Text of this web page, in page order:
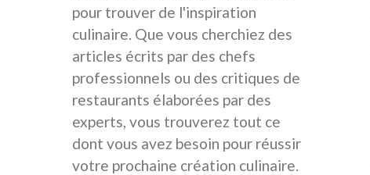
pour trouver de l'inspiration
culinaire. Que vous cherchiez des
articles écrits par des chefs
professionnels ou des critiques de
restaurants élaborées par des
experts, vous trouverez tout ce
dont vous avez besoin pour réussir
votre prochaine création culinaire.